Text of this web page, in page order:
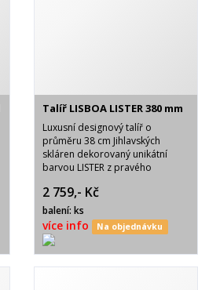
Talíř LISBOA LISTER 380 mm
Luxusní designový talíř o
průměru 38 cm Jihlavských
skláren dekorovaný unikátní
barvou LISTER z pravého
PbO. Jedná se o talíř velmi
atraktivního vzhledu.
2 759,- Kč
balení: ks
více info Na objednávku